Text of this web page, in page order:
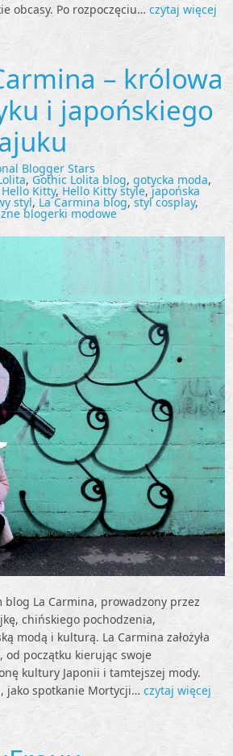
obcasy. Po rozpoczęciu… czytaj więcej
– królowa
i japońskiego
Blogger Stars
, Gothic Lolita blog, gotycka moda,
Hello Kitty, Hello Kitty style,japońska
styl, La Carmina blog,styl cosplay,
blogerki modowe
blog La Carmina, prowadzony przez
chińskiego pochodzenia,
modą i kulturą. La Carmina założyła
od początku kierując swoje
kultury Japonii i tamtejszej mody.
jako spotkanie Mortycji… czytaj więcej